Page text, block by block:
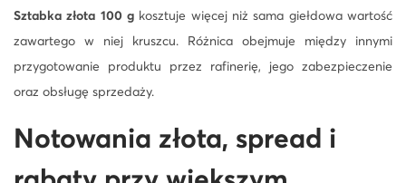
Sztabka złota 100 g kosztuje więcej niż sama giełdowa wartość
zawartego w niej kruszcu. Różnica obejmuje między innymi
przygotowanie produktu przez rafinerię, jego zabezpieczenie
oraz obsługę sprzedaży.
Notowania złota, spread i